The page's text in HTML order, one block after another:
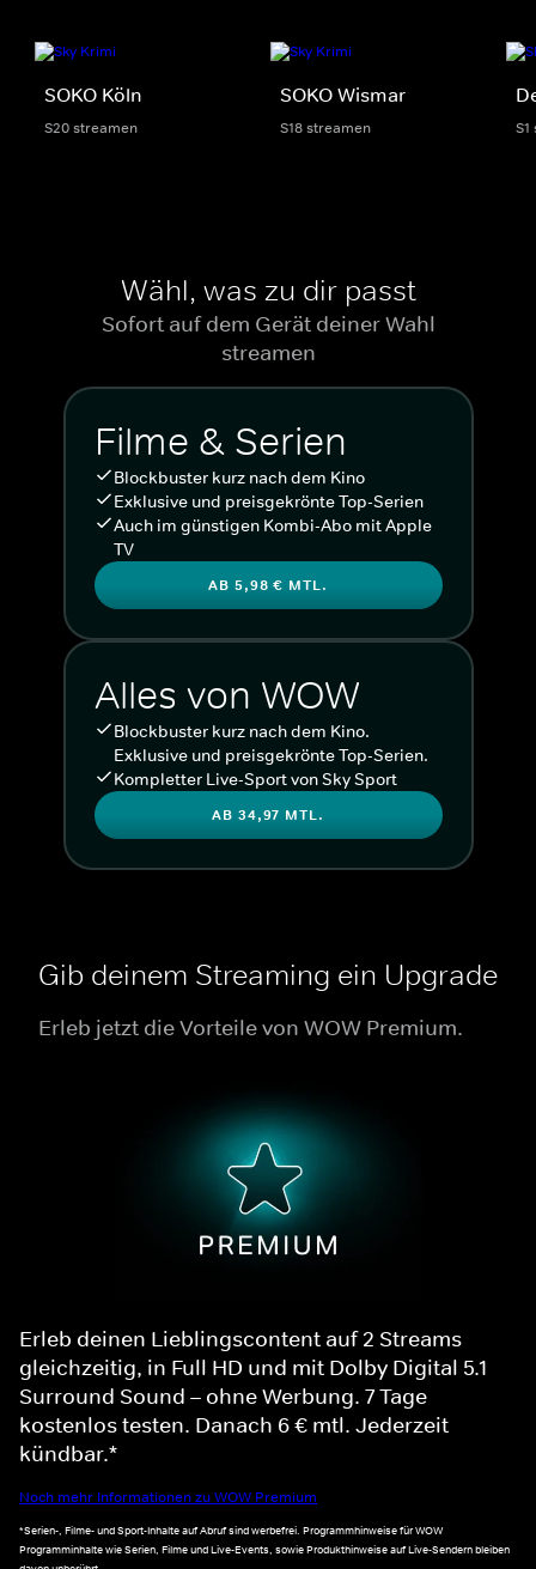
SOKO Köln
S20 streamen
SOKO Wismar
S18 streamen
Wähl, was zu dir passt
Sofort auf dem Gerät deiner Wahl
streamen
Filme & Serien
Blockbuster kurz nach dem Kino
Exklusive und preisgekrönte Top-Serien
Auch im günstigen Kombi-Abo mit Apple
TV
AB 5,98 € MTL.
Alles von WOW
Blockbuster kurz nach dem Kino.
Exklusive und preisgekrönte Top-Serien.
Kompletter Live-Sport von Sky Sport
AB 34,97 MTL.
Gib deinem Streaming ein Upgrade
Erleb jetzt die Vorteile von WOW Premium.
Erleb deinen Lieblingscontent auf 2 Streams
gleichzeitig, in Full HD und mit Dolby Digital 5.1
Surround Sound – ohne Werbung. 7 Tage
kostenlos testen. Danach 6 € mtl. Jederzeit
kündbar.*
Noch mehr Informationen zu WOW Premium
*Serien-, Filme- und Sport-Inhalte auf Abruf sind werbefrei. Programmhinweise für WOW
Programminhalte wie Serien, Filme und Live-Events, sowie Produkthinweise auf Live-Sendern bleiben